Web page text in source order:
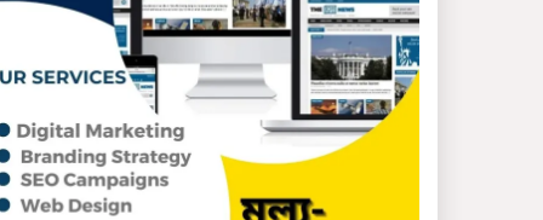
আর নেই
সিলেট ওসমানী আন্তর্জাতিক
বিমানবন্দরে সংবর্ধিত হলেন
আওলাদ আলী রেজা